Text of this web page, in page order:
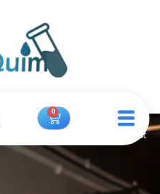
0